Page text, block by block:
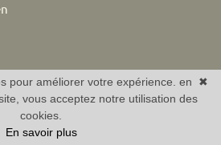
Alpilles
✖
pour améliorer votre expérience. en
vous acceptez notre utilisation des
cookies.
En savoir plus